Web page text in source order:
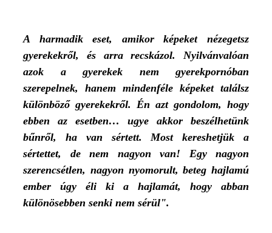
A harmadik eset, amikor képeket nézegetsz
gyerekekről, és arra recskázol. Nyilvánvalóan
azok a gyerekek nem gyerekpornóban
szerepelnek, hanem mindenféle képeket találsz
különböző gyerekekről. Én azt gondolom, hogy
ebben az esetben… ugye akkor beszélhetünk
bűnről, ha van sértett. Most kereshetjük a
sértettet, de nem nagyon van! Egy nagyon
szerencsétlen, nagyon nyomorult, beteg hajlamú
ember úgy éli ki a hajlamát, hogy abban
különösebben senki nem sérül".